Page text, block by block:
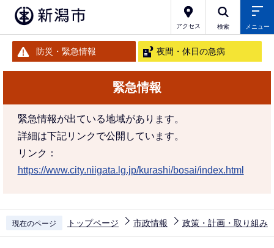
アクセス 検索 メニュー
防災・緊急情報 夜間・休日の急病
緊急情報
緊急情報が出ている地域があります。
詳細は下記リンクで公開しています。
リンク：
https://www.city.niigata.lg.jp/kurashi/bosai/index.html
現在のページ トップページ 市政情報 政策・計画・取り組み